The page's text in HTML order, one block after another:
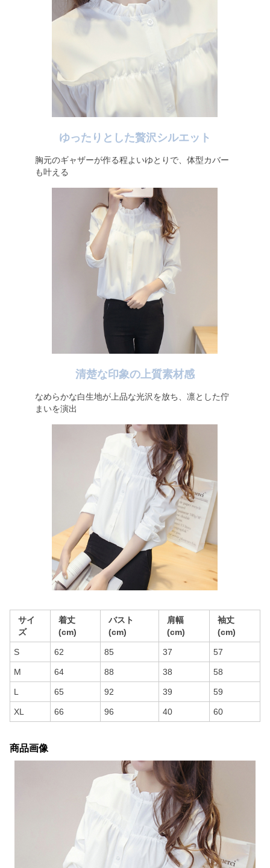
ゆったりとした贅沢シルエット
胸元のギャザーが作る程よいゆとりで、体型カバー
も叶える
清楚な印象の上質素材感
なめらかな白生地が上品な光沢を放ち、凛とした佇
まいを演出
サイ
ズ
着丈
(cm)
バスト
(cm)
肩幅
(cm)
袖丈
(cm)
S 62 85 37 57
M 64 88 38 58
L 65 92 39 59
XL 66 96 40 60
商品画像